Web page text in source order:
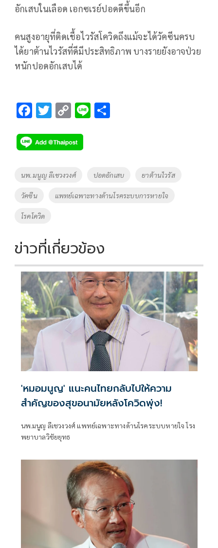
อักเสบในเลือด เอกซเรย์ปอดดีขึ้นอีก
คนสูงอายุที่ติดเชื้อไวรัสโควิดถึงแม้จะได้วัคซีนครบ
ได้ยาต้านไวรัสที่ดีมีประสิทธิภาพ บางรายยังอาจป่วย
หนักปอดอักเสบได้
F
e
b
o
o
k
T
tt
er
C
p
y
Li
n
k
Li
Tags
นพ.มนูญ ลีเชวงวงศ์ ปอดอักเสบ ยาต้านไวรัส
วัคซีน แพทย์เฉพาะทางด้านโรคระบบการหายใจ
โรคโควิด
ข่าวที่เกี่ยวข้อง
'หมอมนูญ' แนะคนไทยกลับไปให้ความ
สำคัญของสุขอนามัยหลังโควิดพุ่ง!
นพ.มนูญ ลีเชวงวงศ์ แพทย์เฉพาะทางด้านโรคระบบหายใจ โรง
พยาบาลวิชัยยุทธ